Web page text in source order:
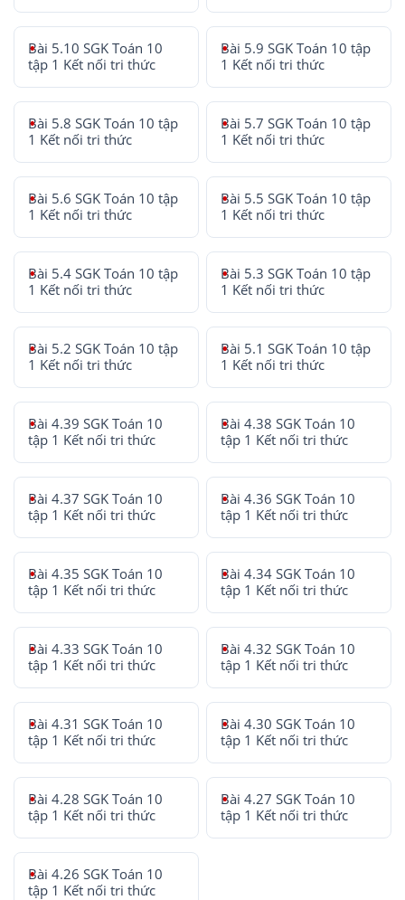
Bài 5.10 SGK Toán 10
tập 1 Kết nối tri thức
Bài 5.9 SGK Toán 10 tập
1 Kết nối tri thức
Bài 5.8 SGK Toán 10 tập
1 Kết nối tri thức
Bài 5.7 SGK Toán 10 tập
1 Kết nối tri thức
Bài 5.6 SGK Toán 10 tập
1 Kết nối tri thức
Bài 5.5 SGK Toán 10 tập
1 Kết nối tri thức
Bài 5.4 SGK Toán 10 tập
1 Kết nối tri thức
Bài 5.3 SGK Toán 10 tập
1 Kết nối tri thức
Bài 5.2 SGK Toán 10 tập
1 Kết nối tri thức
Bài 5.1 SGK Toán 10 tập
1 Kết nối tri thức
Bài 4.39 SGK Toán 10
tập 1 Kết nối tri thức
Bài 4.38 SGK Toán 10
tập 1 Kết nối tri thức
Bài 4.37 SGK Toán 10
tập 1 Kết nối tri thức
Bài 4.36 SGK Toán 10
tập 1 Kết nối tri thức
Bài 4.35 SGK Toán 10
tập 1 Kết nối tri thức
Bài 4.34 SGK Toán 10
tập 1 Kết nối tri thức
Bài 4.33 SGK Toán 10
tập 1 Kết nối tri thức
Bài 4.32 SGK Toán 10
tập 1 Kết nối tri thức
Bài 4.31 SGK Toán 10
tập 1 Kết nối tri thức
Bài 4.30 SGK Toán 10
tập 1 Kết nối tri thức
Bài 4.28 SGK Toán 10
tập 1 Kết nối tri thức
Bài 4.27 SGK Toán 10
tập 1 Kết nối tri thức
Bài 4.26 SGK Toán 10
tập 1 Kết nối tri thức